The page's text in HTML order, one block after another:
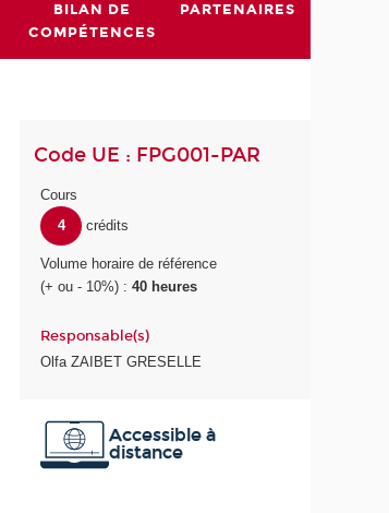
BILAN DE
COMPÉTENCES
PARTENAIRES
Code UE : FPG001-PAR
Cours
4
crédits
Volume horaire de référence
(+ ou - 10%) :40 heures
Responsable(s)
Olfa ZAIBET GRESELLE
Accessible à
distance